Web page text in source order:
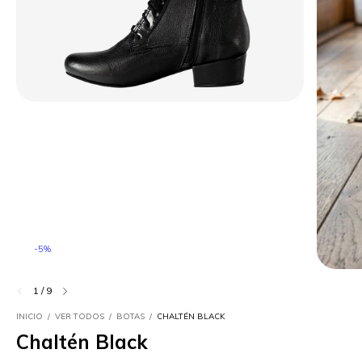
-5%
1 / 9
INICIO / VER TODOS / BOTAS / CHALTÉN BLACK
Chaltén Black